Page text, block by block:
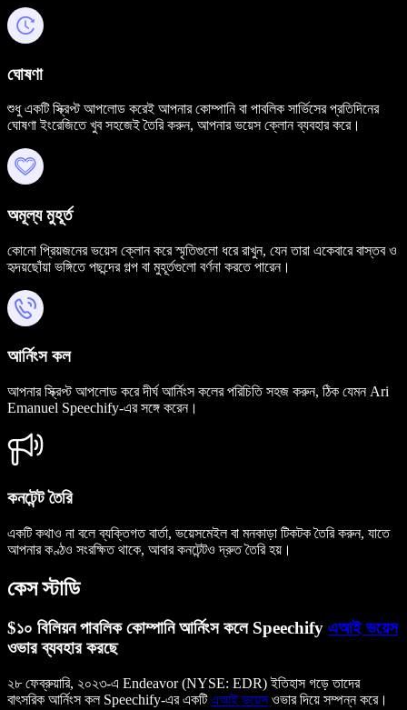
ঘোষণা
শুধু একটি স্ক্রিপ্ট আপলোড করেই আপনার কোম্পানি বা পাবলিক সার্ভিসের প্রতিদিনের
ঘোষণা ইংরেজিতে খুব সহজেই তৈরি করুন, আপনার ভয়েস ক্লোন ব্যবহার করে।
অমূল্য মুহূর্ত
কোনো প্রিয়জনের ভয়েস ক্লোন করে স্মৃতিগুলো ধরে রাখুন, যেন তারা একেবারে বাস্তব ও
হৃদয়ছোঁয়া ভঙ্গিতে পছন্দের গল্প বা মুহূর্তগুলো বর্ণনা করতে পারেন।
আর্নিংস কল
আপনার স্ক্রিপ্ট আপলোড করে দীর্ঘ আর্নিংস কলের পরিচিতি সহজ করুন, ঠিক যেমন Ari
Emanuel Speechify-এর সঙ্গে করেন।
কনটেন্ট তৈরি
একটি কথাও না বলে ব্যক্তিগত বার্তা, ভয়েসমেইল বা মনকাড়া টিকটক তৈরি করুন, যাতে
আপনার কণ্ঠও সংরক্ষিত থাকে, আবার কনটেন্টও দ্রুত তৈরি হয়।
কেস স্টাডি
$১০ বিলিয়ন পাবলিক কোম্পানি আর্নিংস কলে Speechify এআই ভয়েস
ওভার ব্যবহার করছে
২৮ ফেব্রুয়ারি, ২০২৩-এ Endeavor (NYSE: EDR) ইতিহাস গড়ে তাদের
বাৎসরিক আর্নিংস কল Speechify-এর একটিএআই ভয়েসওভার দিয়ে সম্পন্ন করে।